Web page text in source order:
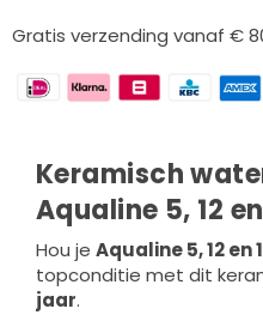
Gratis verzending vanaf €
Keramisch
Aqualine 5, 12
Hou je Aqualine 5, 12 en
topconditie met dit
jaar.